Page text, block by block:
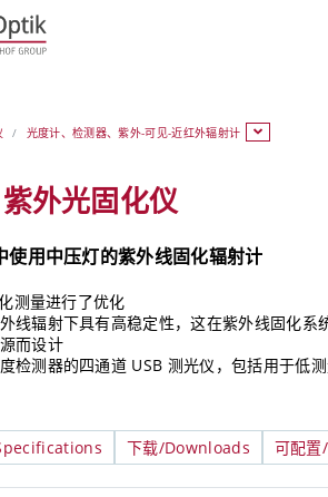
光度计、检测器、紫外-可见-近红外辐射计
外光固化仪
使用中压灯的紫外线固化辐射计
测量进行了优化
线辐射下具有高稳定性，这在紫外线固化系
而设计
检测器的四通道 USB 测光仪，包括用于低
下载/Downloads 可配